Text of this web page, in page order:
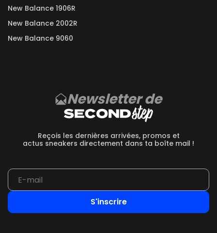
New Balance 1906R
New Balance 2002R
New Balance 9060
Newsletter de
Reçois les dernières arrivées, promos et
actus sneakers directement dans ta boîte mail !
S'inscrire